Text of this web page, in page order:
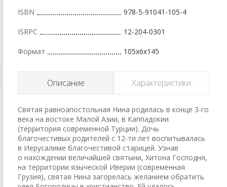
ISBN 978-5-91041-105-4
ISRPC 12-204-0301
Формат 105x6x145
Описание Характеристики
Святая равноапостольная Нина родилась в конце 3-го
века на востоке Малой Азии, в Каппадокии
(территория современной Турции). Дочь
благочестивых родителей с 12-ти лет воспитывалась
в Иерусалиме благочестивой старицей. Узнав
о нахождении величайшей святыни, Хитона Господня,
на территории языческой Иверии (современная
Грузия), святая Нина загорелась желанием обратить